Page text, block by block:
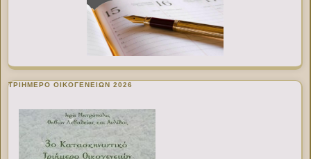
ΤΡΙΗΜΕΡΟ ΟΙΚΟΓΕΝΕΙΩΝ 2026